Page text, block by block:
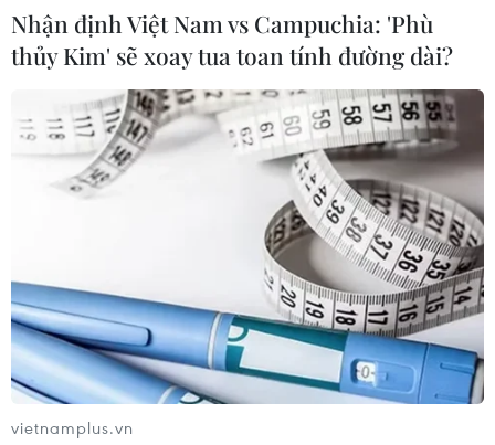
Gửi bình luận
Tin cùng chuyên mục
Bão Dolphin hướng vào miền Đông Trung Quốc,
cảnh báo mưa lớn trên diện rộng
06/08/2026 08:36
Nhận định Việt Nam vs Campuchia: 'Phù
thủy Kim' sẽ xoay tua toan tính đường dài?
vietnamplus.vn